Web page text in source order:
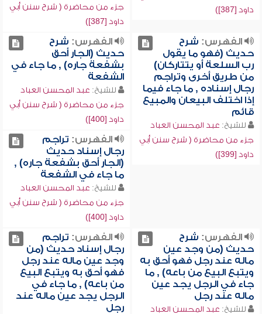
داود [387])
جزء من محاضرة ( شرح سنن أبي
داود [387])
الفهرس: شرح
حديث (فهو ما يقول
رب السلعة أو يتتاركان)
من طريق أخرى وتراجم
رجال إسناده , ما جاء فيما
إذا اختلف البيعان والمبيع
قائم
للشيخ: عبد المحسن العباد
جزء من محاضرة ( شرح سنن أبي
داود [399])
الفهرس: شرح
حديث (الجار أحق
بشفعة جاره) , ما جاء في
الشفعة
للشيخ: عبد المحسن العباد
جزء من محاضرة ( شرح سنن أبي
داود [400])
الفهرس: تراجم
رجال إسناد حديث
(الجار أحق بشفعة جاره) ,
ما جاء في الشفعة
للشيخ: عبد المحسن العباد
جزء من محاضرة ( شرح سنن أبي
داود [400])
الفهرس: شرح
حديث (من وجد عين
ماله عند رجل فهو أحق به
ويتبع البيع من باعه) , ما
جاء في الرجل يجد عين
ماله عند رجل
للشيخ: عبد المحسن العباد
الفهرس: تراجم
رجال إسناد حديث (من
وجد عين ماله عند رجل
فهو أحق به ويتبع البيع
من باعه) , ما جاء في
الرجل يجد عين ماله عند
رجل